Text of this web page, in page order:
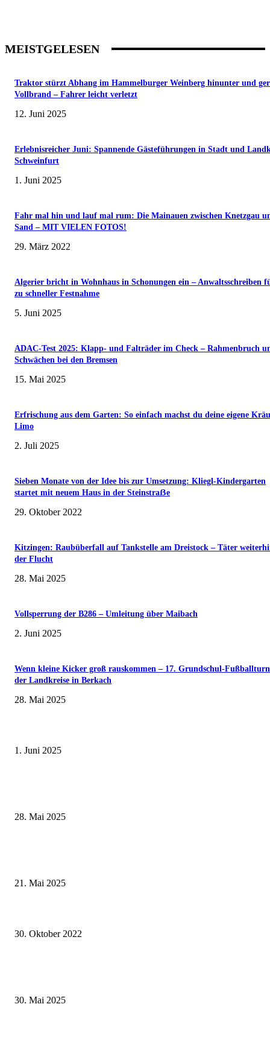
MEISTGELESEN
Traktor stürzt Abhang im Hammelburger Weinberg hinunter und
Vollbrand – Fahrer leicht verletzt
12. Juni 2025
Erlebnisreicher Juni: Spannende Gästeführungen in Stadt und
Schweinfurt
1. Juni 2025
Fahr mal hin und lauf mal rum: Die Mainauen zwischen Knetzgau
Sand – MIT VIELEN FOTOS!
29. März 2022
Algerier bricht in Wohnhaus in Schonungen ein – Anwaltsschreiben
zu schneller Festnahme
5. Juni 2025
ADAC-Test 2025: Klapp- und Falträder im Check – Rahmenbruch
Schwächen bei den Bremsen
15. Mai 2025
Erfrischung aus dem Garten: So einfach machst du deine eigene
Limo
2. Juli 2025
Sieben Monate von der Idee bis zur Umsetzung: Kliegl-Kindergarten
startet mit neuem Haus in der Steinstraẞe
29. Oktober 2022
Kitzingen: Raubüberfall auf Tankstelle am Dreistock – Täter
der Flucht
28. Mai 2025
Vollsperrung der B286 – Umleitung über Maibach
2. Juni 2025
Wenn kleine Kicker groß rauskommen – 17. Grundschul-
der Landkreise in Berkach
28. Mai 2025
1. Juni 2025
28. Mai 2025
21. Mai 2025
30. Oktober 2022
30. Mai 2025